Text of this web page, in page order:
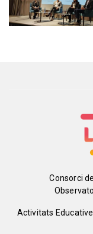
Menú
del
Consorci
Peu
Activitats